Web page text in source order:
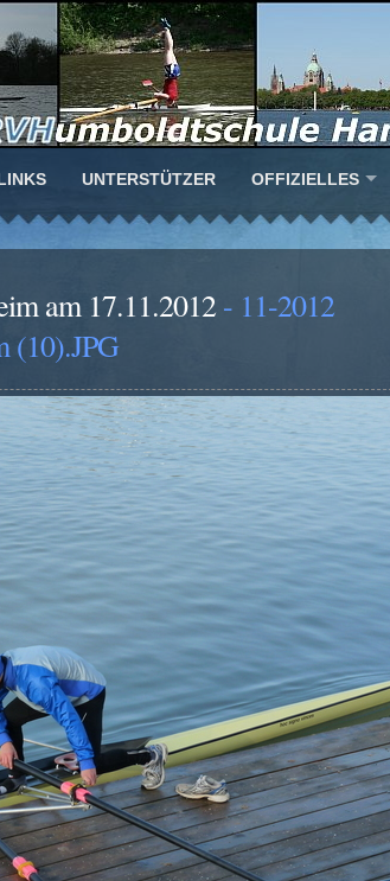
UNTERSTÜTZER OFFIZIELLES
am 17.11.2012- 11-2012
(10).JPG